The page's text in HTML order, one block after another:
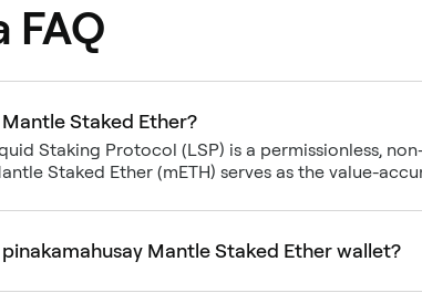
FAQ
Staked Ether?
Staking Protocol (LSP) is a permissionless,
Staked Ether (mETH) serves as the value-
Mantle Staked Ether wallet?